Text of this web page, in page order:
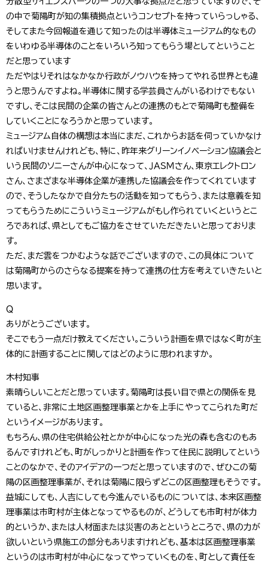
の中で菊陽町が知の集積拠点というコンセプトを持っていらっしゃる、
そしてまた今回報道を通じて知ったのは半導体ミュージアム的なもの
をいわゆる半導体のことをいろいろ知ってもらう場としてということ
だと思っています
ただやはりそれはなかなか行政がノウハウを持ってやれる世界とも違
うと思うんですよね。半導体に関する学芸員さんがいるわけでもない
ですし、そこは民間の企業の皆さんとの連携のもとで菊陽町も整備を
していくことになろうかと思っています。
ミュージアム自体の構想は本当にまだ、これからお話を伺っていかなけ
ればいけませんけれども、特に、昨年来グリーンイノベーション協議会と
いう民間のソニーさんが中心になって、ＪＡＳＭさん、東京エレクトロン
さん、さまざまな半導体企業が連携した協議会を作ってくれています
ので、そうしたなかで自分たちの活動を知ってもらう、または意義を知
ってもらうためにこういうミュージアムがもし作られていくというとこ
ろであれば、県としてもご協力をさせていただきたいと思っておりま
す。
ただ、まだ雲をつかむような話でございますので、この具体について
は菊陽町からのさらなる提案を持って連携の仕方を考えていきたいと
思います。
Ｑ
ありがとうございます。
そこでもう一点だけ教えてください。こういう計画を県ではなく町が主
体的に計画することに関してはどのように思われますか。
木村知事
素晴らしいことだと思っています。菊陽町は長い目で県との関係を見
ていると、非常に土地区画整理事業とかを上手にやってこられた町だ
というイメージがあります。
もちろん、県の住宅供給公社とかが中心になった光の森も含むのもあ
るんですけれども、町がしっかりと計画を作って住民に説明してという
ことのなかで、そのアイデアの一つだと思っていますので、ぜひこの菊
陽の区画整理事業が、それは菊陽に限らずどこの区画整理もそうです。
益城にしても、人吉にしても今進んでいるものについては、本来区画整
理事業は市町村が主体となってやるものが、どうしても市町村が体力
的というか、または人材面または災害のあとというところで、県の力が
欲しいという県施工の部分もありますけれども、基本は区画整理事業
というのは市町村が中心になってやっていくものを、町として責任を